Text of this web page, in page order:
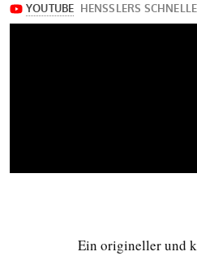
Ein origineller und